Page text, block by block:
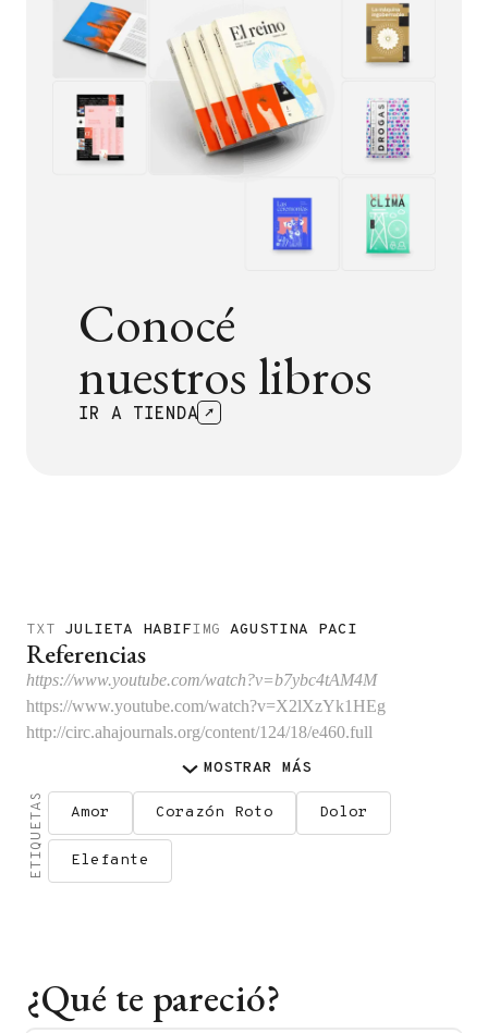
Conocé
nuestros libros
IR A TIENDA
TXT JULIETA HABIFIMG AGUSTINA PACI
Referencias
https://www.youtube.com/watch?v=b7ybc4tAM4M
https://www.youtube.com/watch?v=X2lXzYk1HEg
http://circ.ahajournals.org/content/124/18/e460.full
MOSTRAR MÁS
ETIQUETAS Amor Corazón Roto Dolor
Elefante
¿Qué te pareció?